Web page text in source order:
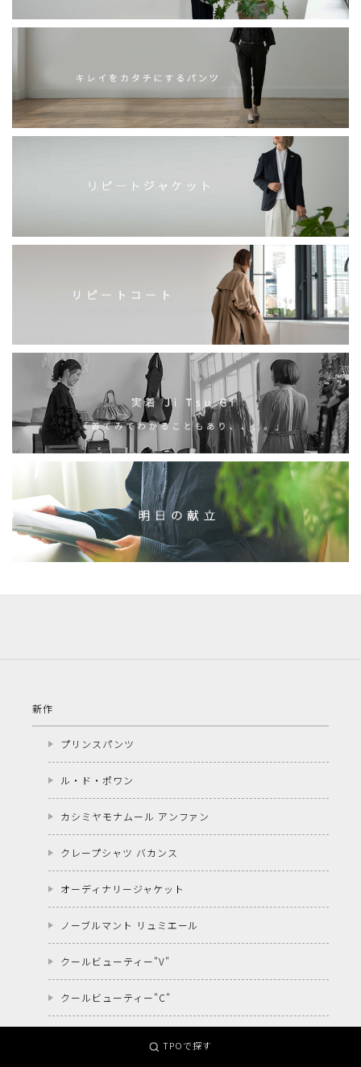
新作
プリンスパンツ
ル・ド・ポワン
カシミヤモナムール アンファン
クレープシャツ バカンス
オーディナリージャケット
ノーブルマント リュミエール
クールビューティー"V"
クールビューティー"C"
TPOで探す